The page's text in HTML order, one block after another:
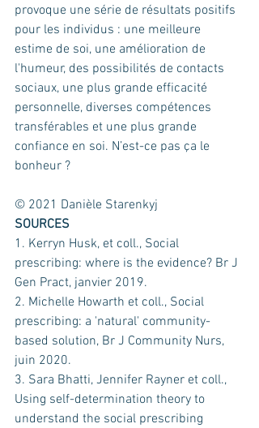
provoque une série de résultats positifs
pour les individus : une meilleure
estime de soi, une amélioration de
l'humeur, des possibilités de contacts
sociaux, une plus grande efficacité
personnelle, diverses compétences
transférables et une plus grande
confiance en soi. N’est-ce pas ça le
bonheur ?
© 2021 Danièle Starenkyj
SOURCES
1. Kerryn Husk, et coll., Social
prescribing: where is the evidence? Br J
Gen Pract, janvier 2019.
2. Michelle Howarth et coll., Social
prescribing: a 'natural' community-
based solution, Br J Community Nurs,
juin 2020.
3. Sara Bhatti, Jennifer Rayner et coll.,
Using self-determination theory to
understand the social prescribing